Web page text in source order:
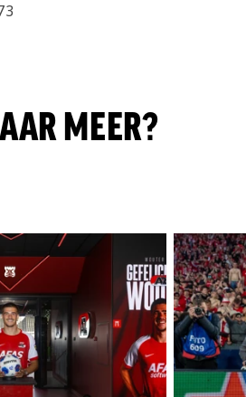
MEER?